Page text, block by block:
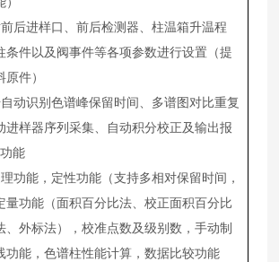
后进样口、前后检测器、柱温箱升温程
条件以及阀事件等各项参数进行设置（提
件）
动识别色谱峰保留时间、多谱图对比重复
进样器序列采集、自动积分校正及输出报
能
功能，定性功能（支持多相对保留时间，
量功能（面积百分比法、校正面积百分比
、外标法），校准点数及级别数，手动制
功能，色谱柱性能计算，数据比较功能